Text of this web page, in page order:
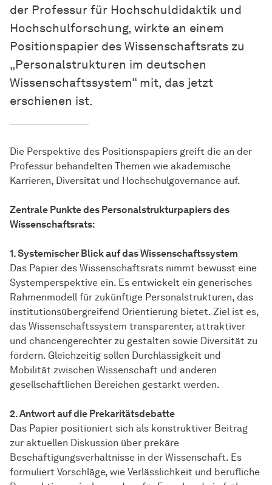
der Professur für Hochschuldidaktik und
Hochschulforschung, wirkte an einem
Positionspapier des Wissenschaftsrats zu
„Personalstrukturen im deutschen
Wissenschaftssystem“ mit, das jetzt
erschienen ist.
Die Perspektive des Positionspapiers greift die an der
Professur behandelten Themen wie akademische
Karrieren, Diversität und Hochschulgovernance auf.
Zentrale Punkte des Personalstrukturpapiers des
Wissenschaftsrats:
1. Systemischer Blick auf das Wissenschaftssystem
Das Papier des Wissenschaftsrats nimmt bewusst eine
Systemperspektive ein. Es entwickelt ein generisches
Rahmenmodell für zukünftige Personalstrukturen, das
institutionsübergreifend Orientierung bietet. Ziel ist es,
das Wissenschaftssystem transparenter, attraktiver
und chancengerechter zu gestalten sowie Diversität zu
fördern. Gleichzeitig sollen Durchlässigkeit und
Mobilität zwischen Wissenschaft und anderen
gesellschaftlichen Bereichen gestärkt werden.
2. Antwort auf die Prekaritätsdebatte
Das Papier positioniert sich als konstruktiver Beitrag
zur aktuellen Diskussion über prekäre
Beschäftigungsverhältnisse in der Wissenschaft. Es
formuliert Vorschläge, wie Verlässlichkeit und berufliche